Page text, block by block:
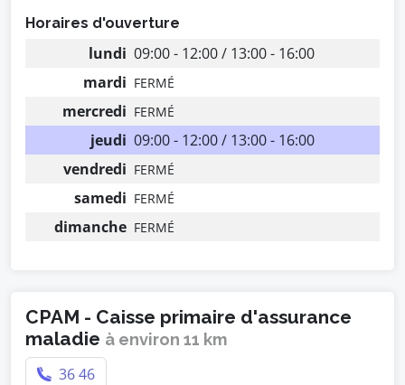
Horaires d'ouverture
lundi 09:00 - 12:00 / 13:00 - 16:00
mardi FERMÉ
mercredi FERMÉ
jeudi 09:00 - 12:00 / 13:00 - 16:00
vendredi FERMÉ
samedi FERMÉ
dimanche FERMÉ
CPAM - Caisse primaire d'assurance
maladie à environ 11 km
36 46